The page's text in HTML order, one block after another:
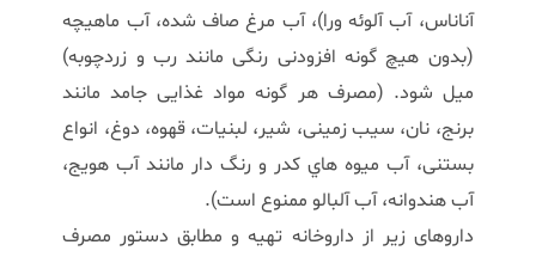
آناناس، آب آلوئه ورا)، آب مرغ صاف شده، آب ماهیچه
(بدون هیچ گونه افزودنی رنگی مانند رب و زردچوبه)
میل شود. (مصرف هر گونه مواد غذایی جامد مانند
برنج، نان، سیب زمینی، شير، لبنیات، قهوه، دوغ، انواع
بستنی، آب ميوه هاي كدر و رنگ دار مانند آب هويج،
آب هندوانه، آب آلبالو ممنوع است).
داروهای زیر از داروخانه تهیه و مطابق دستور مصرف